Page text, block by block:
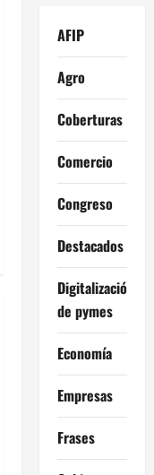
AFIP
Agro
Coberturas
Comercio
Congreso
Destacados
Digitalización
de pymes
Economía
Empresas
Frases